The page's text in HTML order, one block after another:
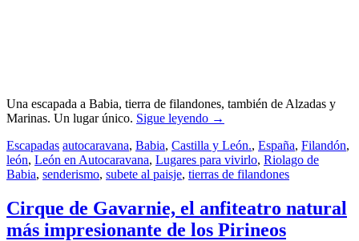
Una escapada a Babia, tierra de filandones, también de Alzadas y
Marinas. Un lugar único. Sigue leyendo →
Escapadas autocaravana, Babia, Castilla y León., España, Filandón,
león, León en Autocaravana, Lugares para vivirlo, Riolago de
Babia, senderismo, subete al paisje, tierras de filandones
Cirque de Gavarnie, el anfiteatro natural
más impresionante de los Pirineos